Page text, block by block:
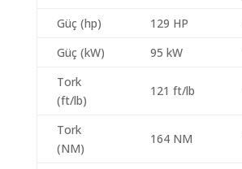
Güç (hp) 129 HP
Güç (kW)
95 kW
Tork
(ft/lb)
121 ft/lb
Tork
(NM)
164 NM